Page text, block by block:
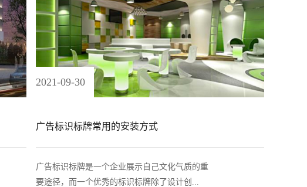
广告标识标牌常用的安装方式
2021-09-30
广告标识标牌是一个企业展示自己文化气质的重
要途径，而一个优秀的标识标牌除了设计创...